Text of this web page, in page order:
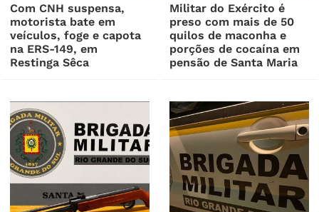
Com CNH suspensa,
motorista bate em
veículos, foge e capota
na ERS-149, em
Restinga Sêca
Militar do Exército é
preso com mais de 50
quilos de maconha e
porções de cocaína em
pensão de Santa Maria